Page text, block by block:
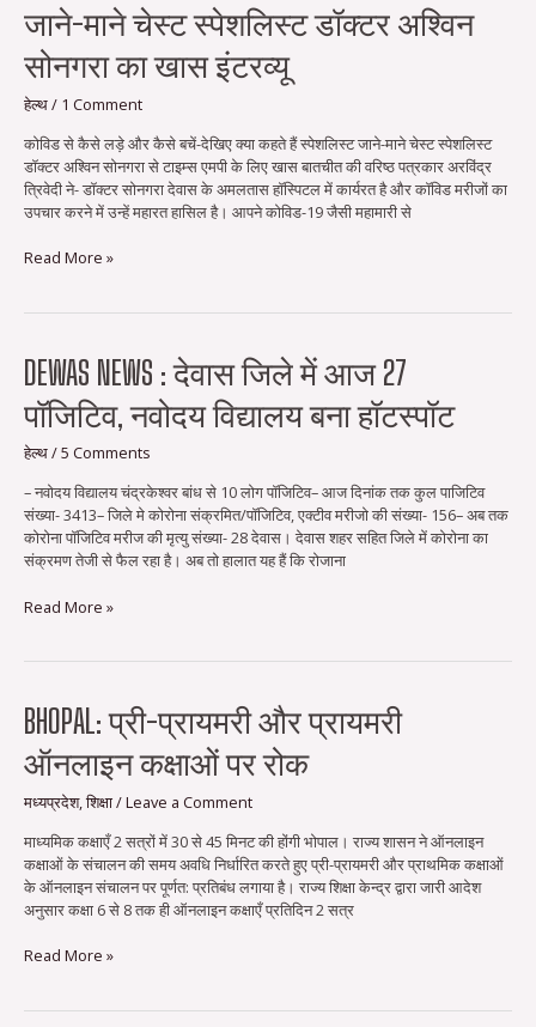
जाने-माने चेस्ट स्पेशलिस्ट डॉक्टर अश्विन
सोनगरा का खास इंटरव्यू
हेल्थ/ 1 Comment
कोविड से कैसे लड़े और कैसे बचें-देखिए क्या कहते हैं स्पेशलिस्ट जाने-माने चेस्ट स्पेशलिस्ट
डॉक्टर अश्विन सोनगरा से टाइम्स एमपी के लिए खास बातचीत की वरिष्ठ पत्रकार अरविंद्र
त्रिवेदी ने- डॉक्टर सोनगरा देवास के अमलतास हॉस्पिटल में कार्यरत है और कॉविड मरीजों का
उपचार करने में उन्हें महारत हासिल है। आपने कोविड-19 जैसी महामारी से
जाने-
माने
चेस्ट
स्पेशलिस्ट
डॉक्टर
सोनगरा
का
खास
इंटरव्यू
Read More »
DEWAS NEWS : देवास जिले में आज 27
पॉजिटिव, नवोदय विद्यालय बना हॉटस्पॉट
हेल्थ/5 Comments
– नवोदय विद्यालय चंद्रकेश्वर बांध से 10 लोग पॉजिटिव– आज दिनांक तक कुल पाजिटिव
संख्या- 3413– जिले मे कोरोना संक्रमित/पॉजिटिव, एक्‍टीव मरीजो की संख्या- 156– अब तक
कोरोना पॉजिटिव मरीज की मृत्‍यु संख्या- 28 देवास। देवास शहर सहित जिले में कोरोना का
संक्रमण तेजी से फैल रहा है। अब तो हालात यह हैं कि रोजाना
Dewas
news
:
देवास
जिले
आज
27
पॉजिटिव,
नवोदय
बना
Read More »
BHOPAL: प्री-प्रायमरी और प्रायमरी
ऑनलाइन कक्षाओं पर रोक
मध्यप्रदेश,शिक्षा/Leave a Comment
माध्यमिक कक्षाएँ 2 सत्रों में 30 से 45 मिनट की होंगी भोपाल। राज्य शासन ने ऑनलाइन
कक्षाओं के संचालन की समय अवधि निर्धारित करते हुए प्री-प्रायमरी और प्राथमिक कक्षाओं
के ऑनलाइन संचालन पर पूर्णत: प्रतिबंध लगाया है। राज्य शिक्षा केन्द्र द्वारा जारी आदेश
अनुसार कक्षा 6 से 8 तक ही ऑनलाइन कक्षाएँ प्रतिदिन 2 सत्र
Bhopal:
प्री-
प्रायमरी
और
प्रायमरी
कक्षाओं
पर
रोक
Read More »